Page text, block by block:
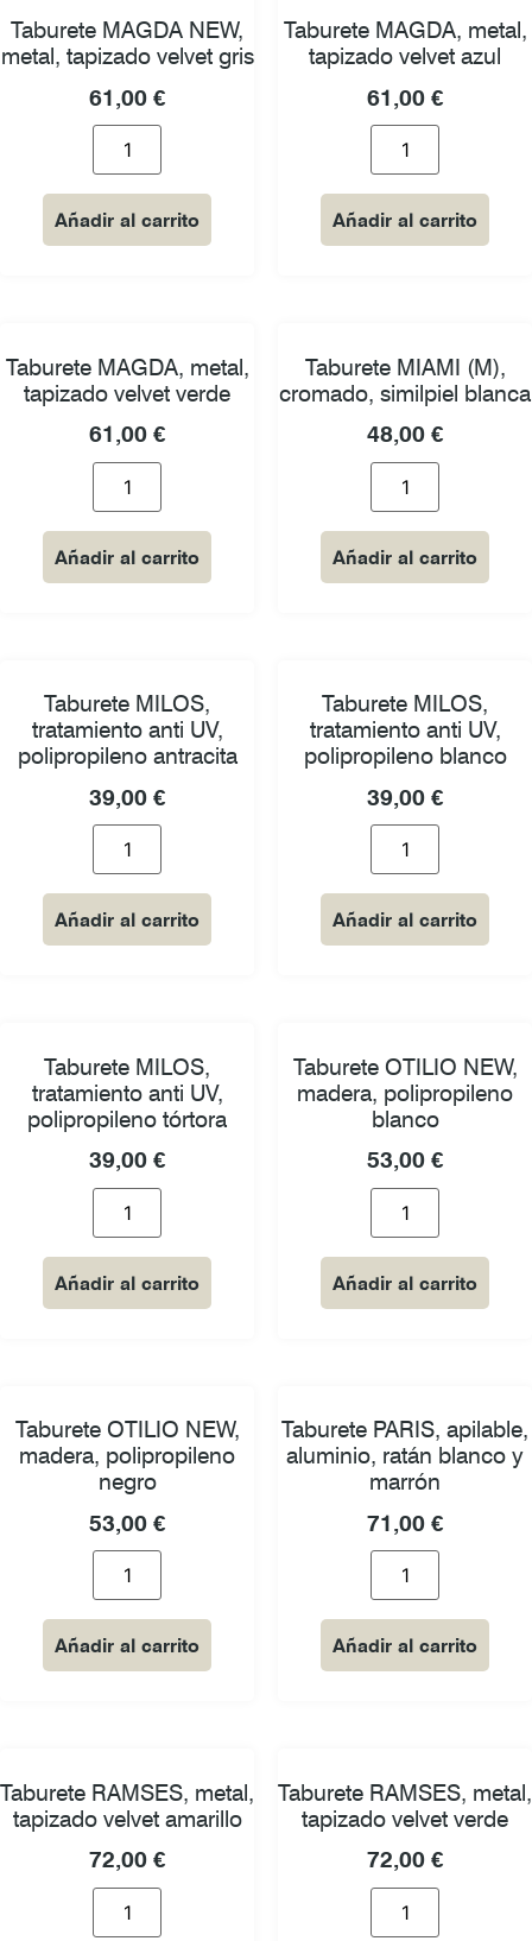
Taburete MAGDA NEW,
metal, tapizado velvet gris
61,00 €
Añadir al carrito
Taburete MAGDA, metal,
tapizado velvet azul
61,00 €
Añadir al carrito
Taburete MAGDA, metal,
tapizado velvet verde
61,00 €
Añadir al carrito
Taburete MIAMI (M),
cromado, similpiel blanca
48,00 €
Añadir al carrito
Taburete MILOS,
tratamiento anti UV,
polipropileno antracita
39,00 €
Añadir al carrito
Taburete MILOS,
tratamiento anti UV,
polipropileno blanco
39,00 €
Añadir al carrito
Taburete MILOS,
tratamiento anti UV,
polipropileno tórtora
39,00 €
Añadir al carrito
Taburete OTILIO NEW,
madera, polipropileno
blanco
53,00 €
Añadir al carrito
Taburete OTILIO NEW,
madera, polipropileno
negro
53,00 €
Añadir al carrito
Taburete PARIS, apilable,
aluminio, ratán blanco y
marrón
71,00 €
Añadir al carrito
Taburete RAMSES, metal,
tapizado velvet amarillo
72,00 €
Taburete RAMSES, metal,
tapizado velvet verde
72,00 €